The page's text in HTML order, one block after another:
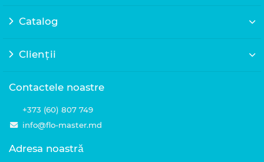
Catalog
Clienții
Contactele noastre
+373 (60) 807 749
info@flo-master.md
Adresa noastră